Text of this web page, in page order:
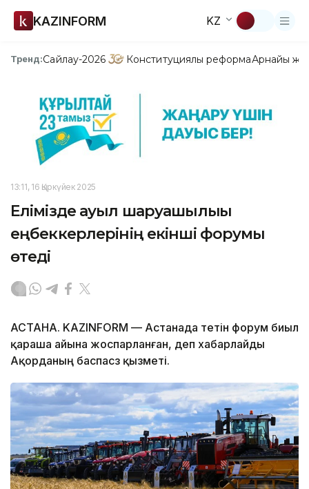
KAZINFORM KZ
Тренд:Сайлау-2026 Конституциялық реформаАрнайы
13:11, 16 Қыркүйек 2025
Елімізде ауыл шаруашылығы
еңбеккерлерінің екінші форумы
өтеді
АСТАНА. KAZINFORM — Астанада өтетін форум биыл
қараша айына жоспарланған, деп хабарлайды
Ақорданың баспасөз қызметі.